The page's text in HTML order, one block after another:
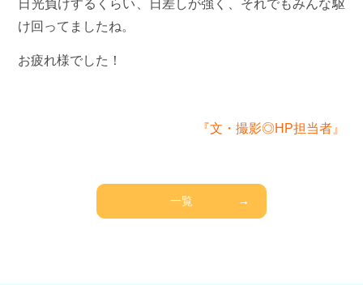
日光負けするくらい、日差しが強く、それでもみんな駆
け回ってましたね。
お疲れ様でした！
『文・撮影◎HP担当者』
一覧 →